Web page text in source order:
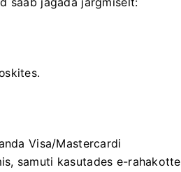
Visa/Mastercardi
samuti kasutades e-rahakotte